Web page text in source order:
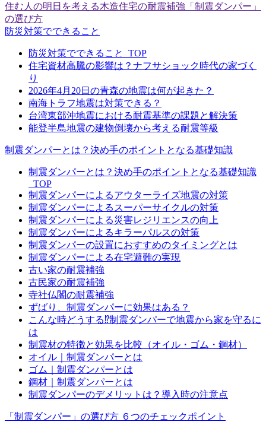
住む人の明日を考える木造住宅の耐震補強「制震ダンパー」
の選び方
防災対策でできること
防災対策でできること_TOP
住宅資材高騰の影響は？ナフサショック時代の家づく
り
2026年4月20日の青森の地震は何が起きた？
南海トラフ地震は対策できる？
台湾東部沖地震における耐震基準の課題と解決策
能登半島地震の建物倒壊から考える耐震等級
制震ダンパーとは？決め手のポイントとなる基礎知識
制震ダンパーとは？決め手のポイントとなる基礎知識
_TOP
制震ダンパーによるアウターライズ地震の対策
制震ダンパーによるスーパーサイクルの対策
制震ダンパーによる災害レジリエンスの向上
制震ダンパーによるキラーパルスの対策
制震ダンパーの設置におすすめのタイミングとは
制震ダンパーによる在宅避難の実現
古い家の耐震補強
古民家の耐震補強
寺社仏閣の耐震補強
ずばり、制震ダンパーに効果はある？
こんな時どうする⁉制震ダンパーで地震から家を守るに
は
制震材の特徴と効果を比較（オイル・ゴム・鋼材）
オイル｜制震ダンパーとは
ゴム｜制震ダンパーとは
鋼材｜制震ダンパーとは
制震ダンパーのデメリットは？導入時の注意点
「制震ダンパー」の選び方 ６つのチェックポイント